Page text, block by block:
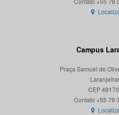
Campus
Praça Samuel de
CEP